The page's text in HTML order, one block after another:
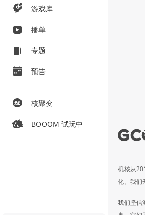
游戏库
播单
专题
预告
核聚变
BOOOM 试玩中
机核从
化。我们
我们坚信